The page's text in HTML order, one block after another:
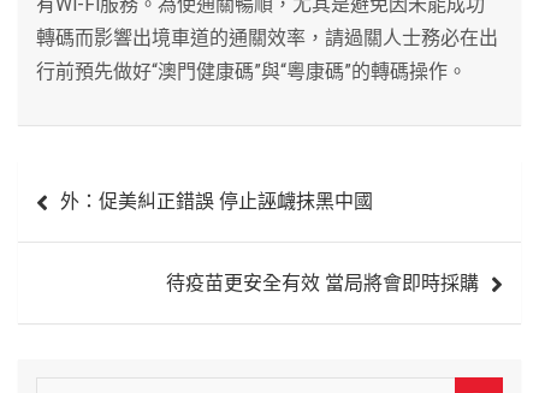
轉碼而影響出境車道的通關效率，請過關人士務必在出
行前預先做好“澳門健康碼”與“粵康碼”的轉碼操作。
章 外：促美糾正錯誤 停止誣衊抹黑中國
待疫苗更安全有效 當局將會即時採購